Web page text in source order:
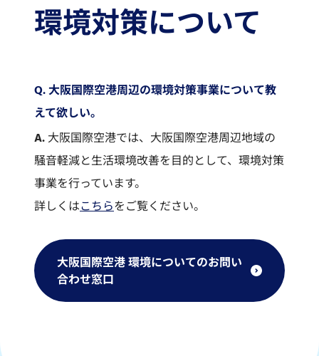
環境対策について
Q. 大阪国際空港周辺の環境対策事業について教
えて欲しい。
A.大阪国際空港では、大阪国際空港周辺地域の
騒音軽減と生活環境改善を目的として、環境対策
事業を行っています。
詳しくはこちらをご覧ください。
大阪国際空港 環境についてのお問い
合わせ窓口